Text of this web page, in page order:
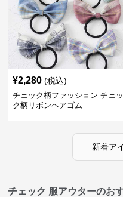
¥2,280 (税込)
チェック柄ファッション チェッ
ク柄リボンヘアゴム
新着ア
チェック 服アウターのお